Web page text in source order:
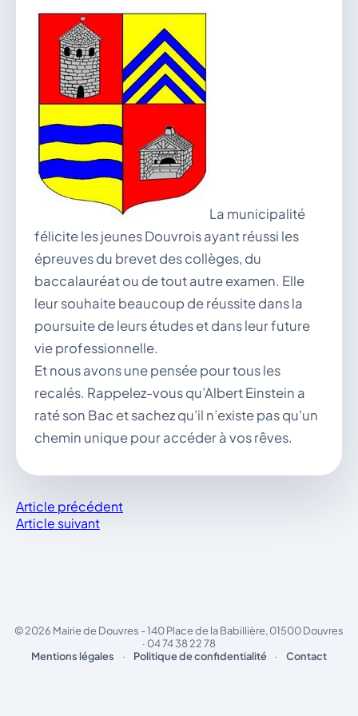
vous.
04 74 38 22 78
mairie@douvres.fr
140 Place de la Babillière, 01500 Douvres
Contacter la mairie
publier une annonce
La municipalité
félicite les jeunes Douvrois ayant réussi les
épreuves du brevet des collèges, du
baccalauréat ou de tout autre examen. Elle
leur souhaite beaucoup de réussite dans la
poursuite de leurs études et dans leur future
vie professionnelle.
Et nous avons une pensée pour tous les
recalés. Rappelez-vous qu’Albert Einstein a
raté son Bac et sachez qu’il n’existe pas qu'un
chemin unique pour accéder à vos rêves.
Article précédent
Article suivant
© 2026 Mairie de Douvres - 140 Place de la Babillière, 01500 Douvres
· 04 74 38 22 78
Mentions légales
· Politique de confidentialité · Contact